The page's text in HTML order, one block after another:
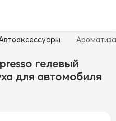
гелевый
для автомобиля